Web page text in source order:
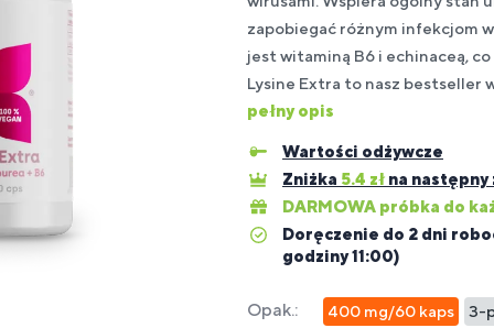
Batony
fitness,
energetyczne
zwierząt
ciała
Budowanie
masy
mięśniowej
Spalacze
tłuszczu
Dla osób
z alergią
na soję
Dla
i
Dla
HYROX
zapobiegać różnym infekcjom
jest witaminą B6 i echinaceą,
Lysine Extra to nasz bestseller
pełny opis
Wartości odżywcze
Zniżka 5.4 zł na następny
DARMOWA próbka do
Doręczenie do 2 dni
godziny 11:00)
Opak.: 400 mg/60 kaps 3-